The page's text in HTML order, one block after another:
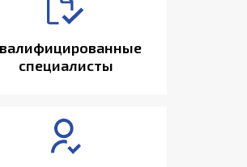
специалисты